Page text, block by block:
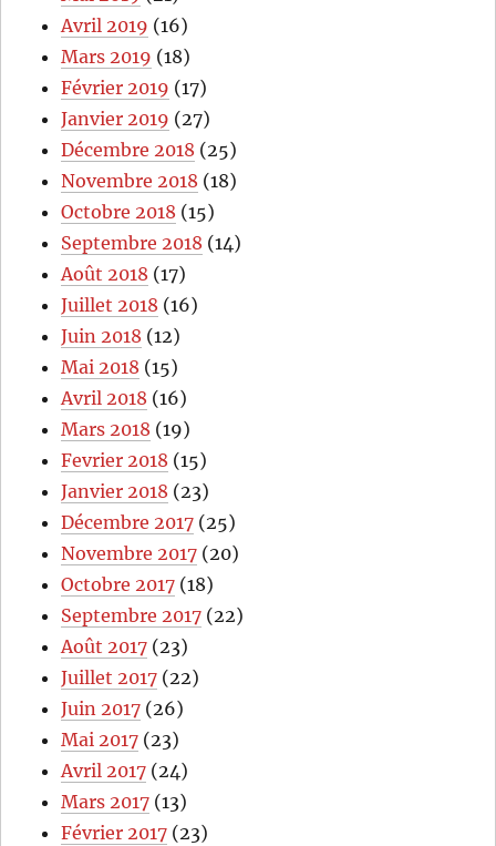
Avril 2019 (16)
Mars 2019 (18)
Février 2019 (17)
Janvier 2019 (27)
Décembre 2018 (25)
Novembre 2018 (18)
Octobre 2018 (15)
Septembre 2018 (14)
Août 2018 (17)
Juillet 2018 (16)
Juin 2018 (12)
Mai 2018 (15)
Avril 2018 (16)
Mars 2018 (19)
Fevrier 2018 (15)
Janvier 2018 (23)
Décembre 2017 (25)
Novembre 2017 (20)
Octobre 2017 (18)
Septembre 2017 (22)
Août 2017 (23)
Juillet 2017 (22)
Juin 2017 (26)
Mai 2017 (23)
Avril 2017 (24)
Mars 2017 (13)
Février 2017 (23)